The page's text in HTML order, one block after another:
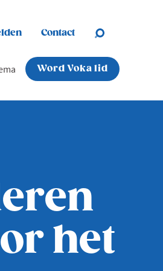
Contact
Word Voka lid
het